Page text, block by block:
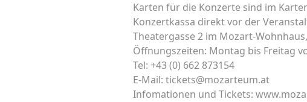
Karten für die Konzerte sind im
Konzertkassa direkt vor der
Theatergasse 2 im Mozart-
Öffnungszeiten: Montag bis Freitag
Tel: +43 (0) 662 873154
E-Mail: tickets@mozarteum.at
Infomationen und Tickets: